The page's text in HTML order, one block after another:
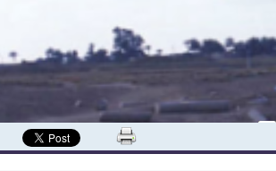
اسماء المقبولين
معاونة بمسابقة النيابة
وظائف بوزارة الانتاج